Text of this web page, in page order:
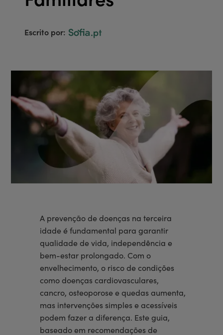
Escrito por:
A prevenção de doenças na terceira
idade é fundamental para garantir
qualidade de vida, independência e
bem-estar prolongado. Com o
envelhecimento, o risco de condições
como doenças cardiovasculares,
cancro, osteoporose e quedas aumenta,
mas intervenções simples e acessíveis
podem fazer a diferença. Este guia,
baseado em recomendações de